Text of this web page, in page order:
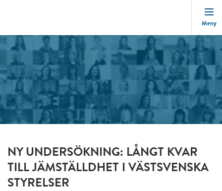
Meny
NY UNDERSÖKNING: LÅNGT KVAR
TILL JÄMSTÄLLDHET I VÄSTSVENSKA
STYRELSER